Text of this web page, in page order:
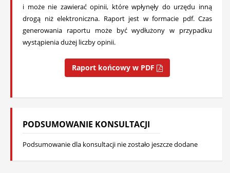
i może nie zawierać opinii, które wpłynęły do urzędu inną
drogą niż elektroniczna. Raport jest w formacie pdf. Czas
generowania raportu może być wydłużony w przypadku
wystąpienia dużej liczby opinii.
Raport końcowy w PDF
PODSUMOWANIE KONSULTACJI
Podsumowanie dla konsultacji nie zostało jeszcze dodane